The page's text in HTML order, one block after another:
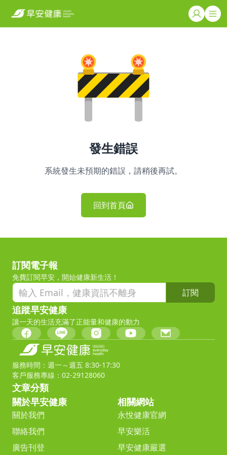
發生錯誤
系統發生未預期的錯誤，請稍後再試。
回到首頁
訂閱電子報
免費訂閱早安，開始健康新生活！
訂閱
追蹤早安健康
讓一天的生活充滿了正能量和健康的動力
服務時間：週一～週五 8:30-17:30
客戶服務專線：02-29128060
文章分類
關於早安健康
關於我們
聯絡我們
廣告刊登
相關網站
永悅健康官網
早安樂活
早安健康嚴選